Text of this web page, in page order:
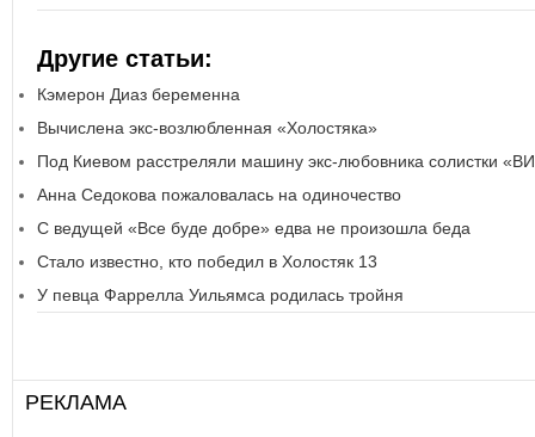
Другие статьи:
Кэмерон Диаз беременна
Вычислена экс-возлюбленная «Холостяка»
Под Киевом расстреляли машину экс-любовника солистки
Анна Седокова пожаловалась на одиночество
С ведущей «Все буде добре» едва не произошла беда
Стало известно, кто победил в Холостяк 13
У певца Фаррелла Уильямса родилась тройня
РЕКЛАМА